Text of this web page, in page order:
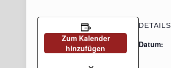
Zum Kalender
hinzufügen
DETAILS
Datum: